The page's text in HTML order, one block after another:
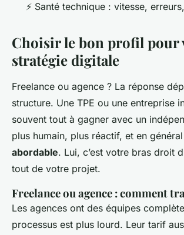
⚡ Santé technique : vitesse,
Choisir le bon profil pour
stratégie digitale
Freelance ou agence ? La réponse
structure. Une TPE ou une entreprise
souvent tout à gagner avec un
plus humain, plus réactif, et en
abordable. Lui, c’est votre bras droit
tout de votre projet.
Freelance ou agence : comment
Les agences ont des équipes
processus est plus lourd. Leur tarif